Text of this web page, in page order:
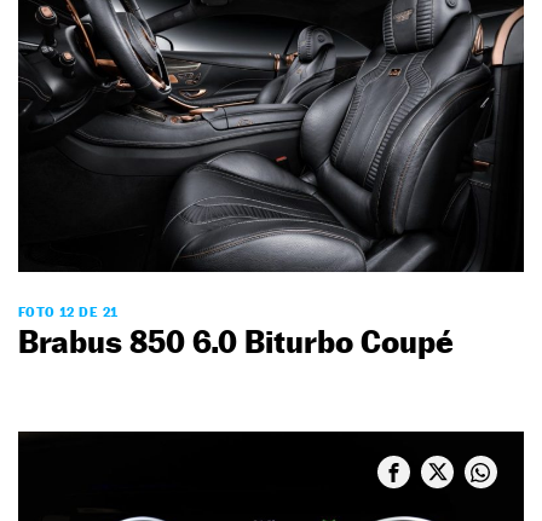
FOTO 12 DE 21
Brabus 850 6.0 Biturbo Coupé